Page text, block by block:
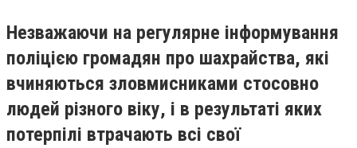
Незважаючи на регулярне інформування
поліцією громадян про шахрайства, які
вчиняються зловмисниками стосовно
людей різного віку, і в результаті яких
потерпілі втрачають всі свої